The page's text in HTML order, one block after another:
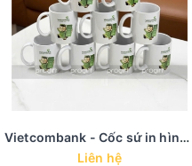
Vietcombank - Cốc sứ in hình ảnh
Liên hệ